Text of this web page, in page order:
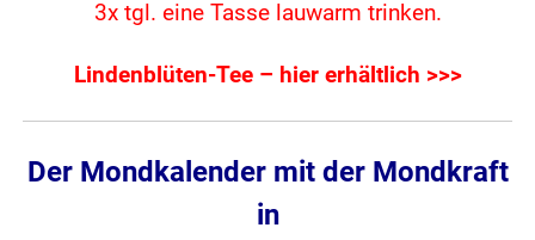
3x tgl. eine Tasse lauwarm trinken.
Lindenblüten-Tee – hier erhältlich >>>
Der Mondkalender mit der Mondkraft
in